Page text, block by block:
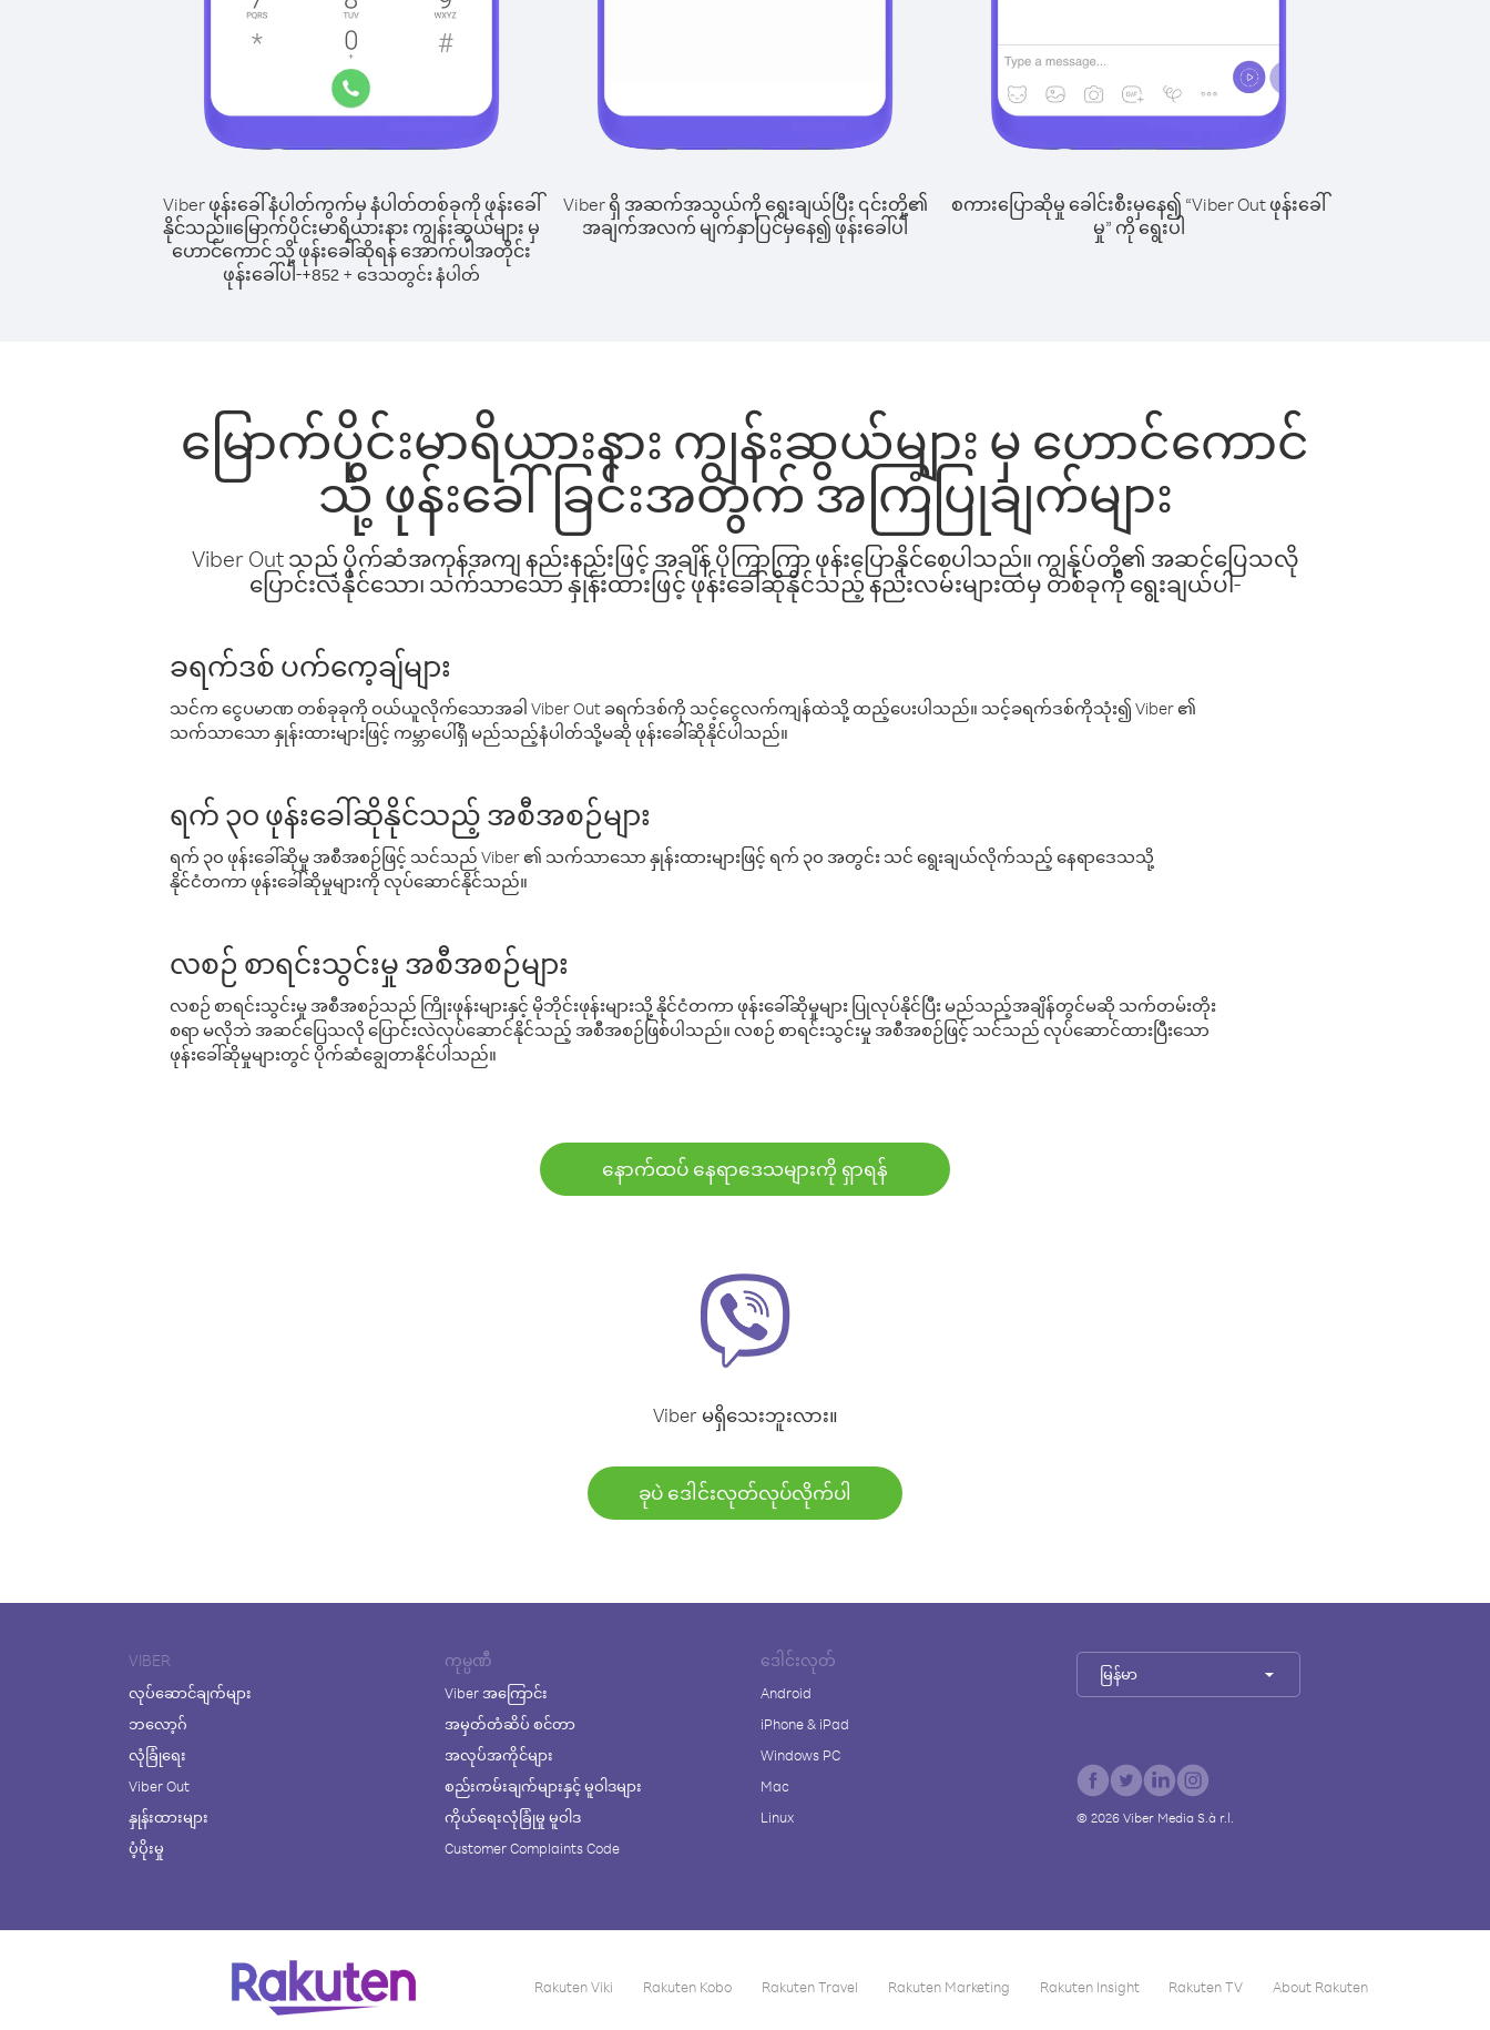
Viber ဖုန်းခေါ်နံပါတ်ကွက်မှ နံပါတ်တစ်ခုကို ဖုန်းခေါ်
နိုင်သည်။မြောက်ပိုင်းမာရိယားနား ကျွန်းဆွယ်များ မှ
ဟောင်ကောင် သို့ ဖုန်းခေါ်ဆိုရန် အောက်ပါအတိုင်း
ဖုန်းခေါ်ပါ-+852 + ဒေသတွင်း နံပါတ်
Viber ရှိ အဆက်အသွယ်ကို ရွေးချယ်ပြီး ၎င်းတို့၏
အချက်အလက် မျက်နှာပြင်မှနေ၍ ဖုန်းခေါ်ပါ
စကားပြောဆိုမှု ခေါင်းစီးမှနေ၍ “Viber Out ဖုန်းခေါ်
မှု” ကို ရွေးပါ
မြောက်ပိုင်းမာရိယားနား ကျွန်းဆွယ်များ မှ ဟောင်ကောင်
သို့ ဖုန်းခေါ်ခြင်းအတွက် အကြံပြုချက်များ
Viber Out သည် ပိုက်ဆံအကုန်အကျ နည်းနည်းဖြင့် အချိန် ပိုကြာကြာ ဖုန်းပြောနိုင်စေပါသည်။ ကျွန်ုပ်တို့၏ အဆင်ပြေသလို
ပြောင်းလဲနိုင်သော၊ သက်သာသော နှုန်းထားဖြင့် ဖုန်းခေါ်ဆိုနိုင်သည့် နည်းလမ်းများထဲမှ တစ်ခုကို ရွေးချယ်ပါ-
ခရက်ဒစ် ပက်ကေ့ချ်များ
သင်က ငွေပမာဏ တစ်ခုခုကို ဝယ်ယူလိုက်သောအခါ Viber Out ခရက်ဒစ်ကို သင့်ငွေလက်ကျန်ထဲသို့ ထည့်ပေးပါသည်။ သင့်ခရက်ဒစ်ကိုသုံး၍ Viber ၏
သက်သာသော နှုန်းထားများဖြင့် ကမ္ဘာပေါ်ရှိ မည်သည့်နံပါတ်သို့မဆို ဖုန်းခေါ်ဆိုနိုင်ပါသည်။
ရက် ၃၀ ဖုန်းခေါ်ဆိုနိုင်သည့် အစီအစဉ်များ
ရက် ၃၀ ဖုန်းခေါ်ဆိုမှု အစီအစဉ်ဖြင့် သင်သည် Viber ၏ သက်သာသော နှုန်းထားများဖြင့် ရက် ၃၀ အတွင်း သင် ရွေးချယ်လိုက်သည့် နေရာဒေသသို့
နိုင်ငံတကာ ဖုန်းခေါ်ဆိုမှုများကို လုပ်ဆောင်နိုင်သည်။
လစဉ် စာရင်းသွင်းမှု အစီအစဉ်များ
လစဉ် စာရင်းသွင်းမှု အစီအစဉ်သည် ကြိုးဖုန်းများနှင့် မိုဘိုင်းဖုန်းများသို့ နိုင်ငံတကာ ဖုန်းခေါ်ဆိုမှုများ ပြုလုပ်နိုင်ပြီး မည်သည့်အချိန်တွင်မဆို သက်တမ်းတိုး
စရာ မလိုဘဲ အဆင်ပြေသလို ပြောင်းလဲလုပ်ဆောင်နိုင်သည့် အစီအစဉ်ဖြစ်ပါသည်။ လစဉ် စာရင်းသွင်းမှု အစီအစဉ်ဖြင့် သင်သည် လုပ်ဆောင်ထားပြီးသော
ဖုန်းခေါ်ဆိုမှုများတွင် ပိုက်ဆံချွေတာနိုင်ပါသည်။
နောက်ထပ် နေရာဒေသများကို ရှာရန်
Viber မရှိသေးဘူးလား။
ခုပဲ ဒေါင်းလုတ်လုပ်လိုက်ပါ
VIBER
လုပ်ဆောင်ချက်များ
ဘလော့ဂ်
လုံခြုံရေး
Viber Out
နှုန်းထားများ
ပံ့ပိုးမှု
ကုမ္ပဏီ
Viber အကြောင်း
အမှတ်တံဆိပ် စင်တာ
အလုပ်အကိုင်များ
စည်းကမ်းချက်များနှင့် မူဝါဒများ
ကိုယ်ရေးလုံခြုံမှု မူဝါဒ
Customer Complaints Code
ဒေါင်းလုတ်
Android
iPhone & iPad
Windows PC
Mac
Linux
မြန်မာ
© 2026 Viber Media S.à r.l.
Rakuten Viki Rakuten Kobo Rakuten Travel Rakuten Marketing Rakuten Insight Rakuten TV About Rakuten